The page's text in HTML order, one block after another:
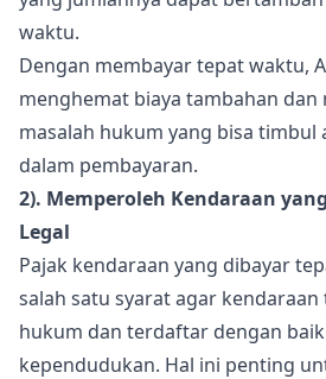
waktu.
Dengan membayar tepat waktu,
menghemat biaya tambahan
masalah hukum yang bisa timbul
dalam pembayaran.
2). Memperoleh Kendaraan
Legal
Pajak kendaraan yang dibayar
salah satu syarat agar kendaraan
hukum dan terdaftar dengan
kependudukan. Hal ini penting